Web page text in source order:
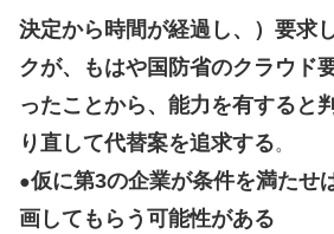
決定から時間が経過し、）要求
クが、もはや国防省のクラウド
ったことから、能力を有すると
り直して代替案を追求する。
●仮に第3の企業が条件を満たせ
画してもらう可能性がある